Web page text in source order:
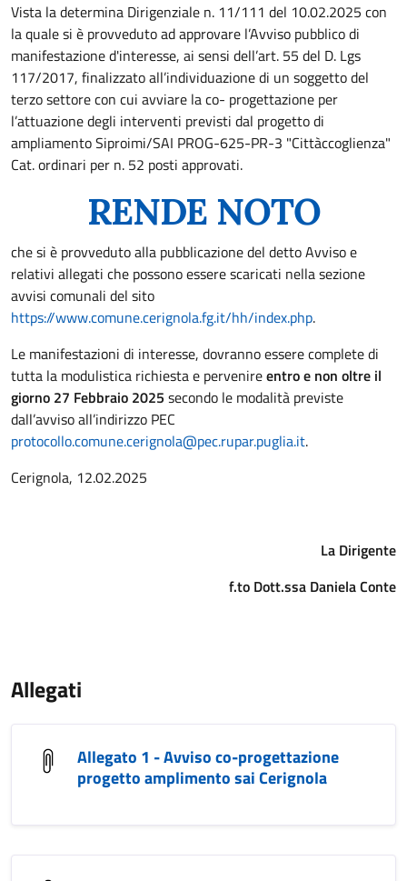
Vista la determina Dirigenziale n. 11/111 del 10.02.2025 con
la quale si è provveduto ad approvare l’Avviso pubblico di
manifestazione d'interesse, ai sensi dell’art. 55 del D. Lgs
117/2017, finalizzato all’individuazione di un soggetto del
terzo settore con cui avviare la co- progettazione per
l’attuazione degli interventi previsti dal progetto di
ampliamento Siproimi/SAI PROG-625-PR-3 "Cittàccoglienza"
Cat. ordinari per n. 52 posti approvati.
RENDE NOTO
che si è provveduto alla pubblicazione del detto Avviso e
relativi allegati che possono essere scaricati nella sezione
avvisi comunali del sito
https://www.comune.cerignola.fg.it/hh/index.php.
Le manifestazioni di interesse, dovranno essere complete di
tutta la modulistica richiesta e pervenireentro e non oltre il
giorno 27 Febbraio 2025 secondo le modalità previste
dall’avviso all’indirizzo PEC
protocollo.comune.cerignola@pec.rupar.puglia.it.
Cerignola, 12.02.2025
La Dirigente
f.to Dott.ssa Daniela Conte
Allegati
Allegato 1 - Avviso co-progettazione
progetto amplimento sai Cerignola